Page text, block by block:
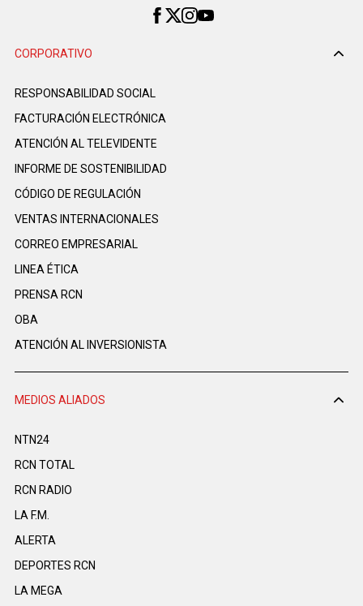
CORPORATIVO
RESPONSABILIDAD SOCIAL
FACTURACIÓN ELECTRÓNICA
ATENCIÓN AL TELEVIDENTE
INFORME DE SOSTENIBILIDAD
CÓDIGO DE REGULACIÓN
VENTAS INTERNACIONALES
CORREO EMPRESARIAL
LINEA ÉTICA
PRENSA RCN
OBA
ATENCIÓN AL INVERSIONISTA
MEDIOS ALIADOS
NTN24
RCN TOTAL
RCN RADIO
LA F.M.
ALERTA
DEPORTES RCN
LA MEGA